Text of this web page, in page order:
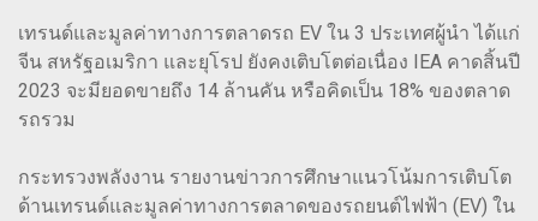
เทรนด์และมูลค่าทางการตลาดรถ EV ใน 3 ประเทศผู้นำ ได้แก่
จีน สหรัฐอเมริกา และยุโรป ยังคงเติบโตต่อเนื่อง IEA คาดสิ้นปี
2023 จะมียอดขายถึง 14 ล้านคัน หรือคิดเป็น 18% ของตลาด
รถรวม
กระทรวงพลังงาน รายงานข่าวการศึกษาแนวโน้มการเติบโต
ด้านเทรนด์และมูลค่าทางการตลาดของรถยนต์ไฟฟ้า (EV) ใน